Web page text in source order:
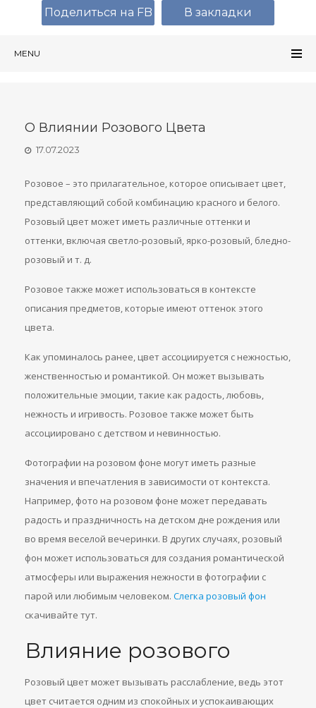
MENU
О Влиянии Розового Цвета
17.07.2023
Розовое – это прилагательное, которое описывает цвет,
представляющий собой комбинацию красного и белого.
Розовый цвет может иметь различные оттенки и
оттенки, включая светло-розовый, ярко-розовый, бледно-
розовый и т. д.
Розовое также может использоваться в контексте
описания предметов, которые имеют оттенок этого
цвета.
Как упоминалось ранее, цвет ассоциируется с нежностью,
женственностью и романтикой. Он может вызывать
положительные эмоции, такие как радость, любовь,
нежность и игривость. Розовое также может быть
ассоциировано с детством и невинностью.
Фотографии на розовом фоне могут иметь разные
значения и впечатления в зависимости от контекста.
Например, фото на розовом фоне может передавать
радость и праздничность на детском дне рождения или
во время веселой вечеринки. В других случаях, розовый
фон может использоваться для создания романтической
атмосферы или выражения нежности в фотографии с
парой или любимым человеком. Слегка розовый фон
скачивайте тут.
Влияние розового
Розовый цвет может вызывать расслабление, ведь этот
цвет считается одним из спокойных и успокаивающих
Поделиться на FB В закладки